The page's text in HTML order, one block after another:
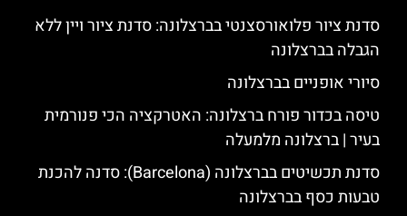
סדנת ציור פלואורסצנטי בברצלונה: סדנת ציור ויין ללא
הגבלה בברצלונה
סיורי אופניים בברצלונה
טיסה בכדור פורח ברצלונה: האטרקציה הכי פנורמית
בעיר | ברצלונה מלמעלה
סדנת תכשיטים בברצלונה (Barcelona): סדנה להכנת
טבעות כסף בברצלונה